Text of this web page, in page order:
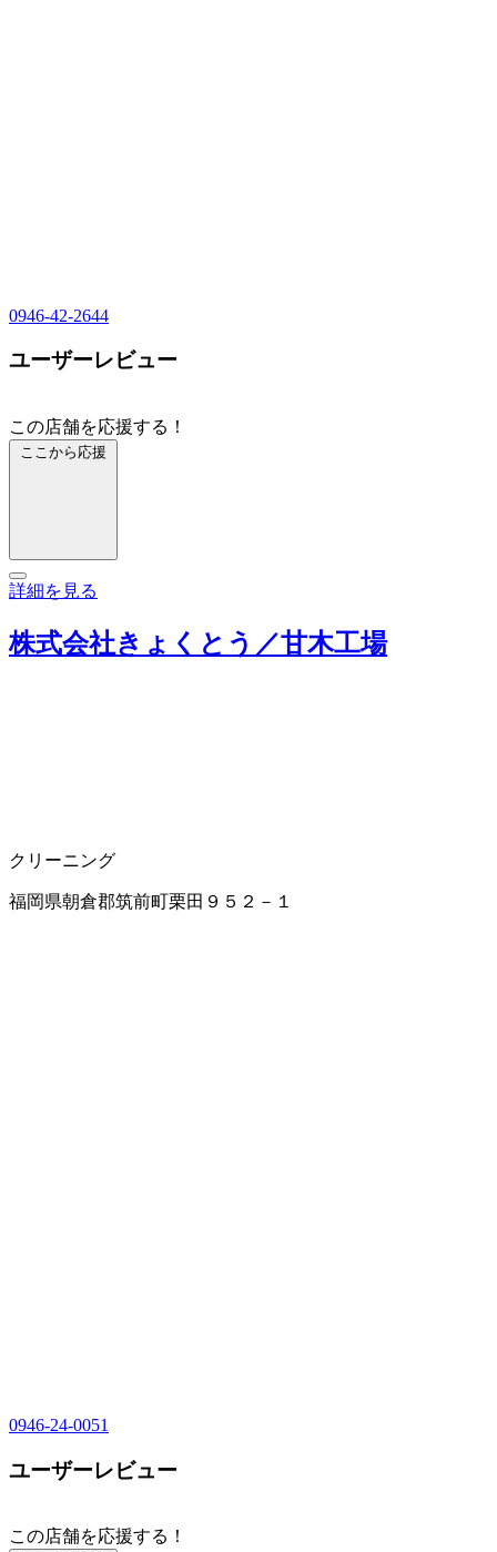
0946-42-2644
ユーザーレビュー
この店舗を応援する！
ここから応援
詳細を見る
株式会社きょくとう／甘木工場
クリーニング
福岡県朝倉郡筑前町栗田９５２－１
0946-24-0051
ユーザーレビュー
この店舗を応援する！